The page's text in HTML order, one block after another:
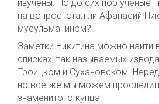
изучены. Но до сих пор ученые
на вопрос: стал ли Афанасий
мусульманином?
Заметки Никитина можно найти
списках, так называемых
Троицком и Сухановском.
но все же мы можем
знаменитого купца.